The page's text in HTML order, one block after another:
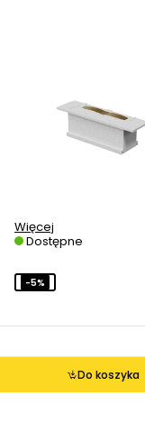
Więcej
Dostępne
Do koszyka
-5%